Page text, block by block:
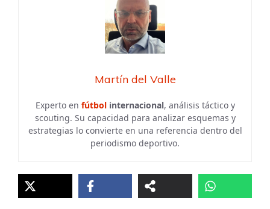
Martín del Valle
Experto en fútbolinternacional, análisis táctico y
scouting. Su capacidad para analizar esquemas y
estrategias lo convierte en una referencia dentro del
periodismo deportivo.